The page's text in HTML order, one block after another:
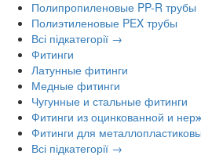
Полипропиленовые PP-R трубы
Полиэтиленовые PEX трубы
Всі підкатегорії →
Фитинги
Латунные фитинги
Медные фитинги
Чугунные и стальные фитинги
Фитинги из оцинкованной и
Фитинги для
Всі підкатегорії →